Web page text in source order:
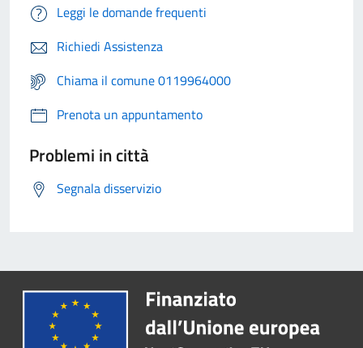
Leggi le domande frequenti
Richiedi Assistenza
Chiama il comune 0119964000
Prenota un appuntamento
Problemi in città
Segnala disservizio